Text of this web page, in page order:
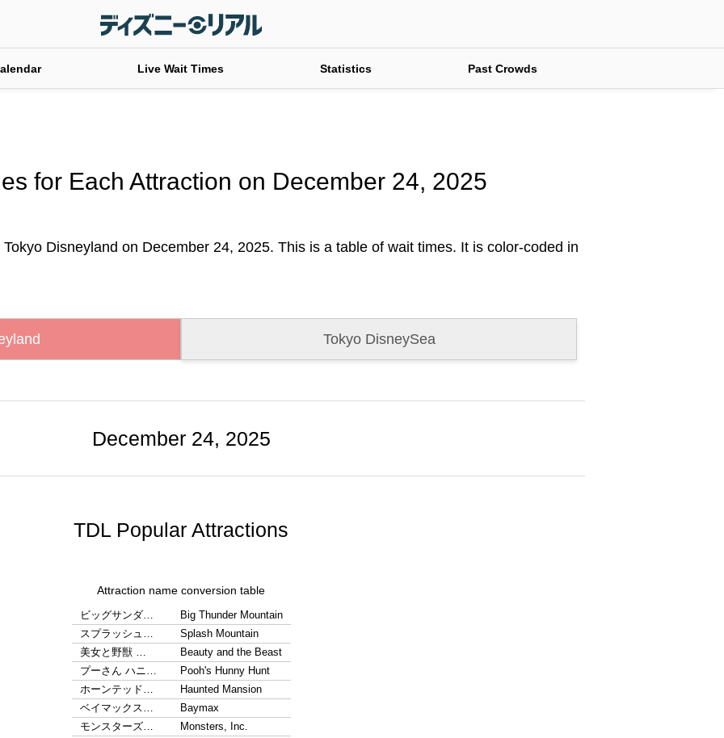
Live Wait Times Statistics Past Crowds
for Each Attraction on December 24, 2025
Disneyland on December 24, 2025. This is a table of wait times. It is color-coded in
Tokyo DisneySea
December 24, 2025
TDL Popular Attractions
Attraction name conversion table
ビッグサンダ…
Big Thunder Mountain
スプラッシュ…
Splash Mountain
美女と野獣 …
Beauty and the Beast
プーさん ハニ…
Pooh's Hunny Hunt
ホーンテッド…
Haunted Mansion
ベイマックス…
Baymax
モンスターズ…
Monsters, Inc.